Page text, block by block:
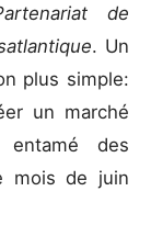
de
. Un
plus simple:
un marché
entamé des
mois de juin